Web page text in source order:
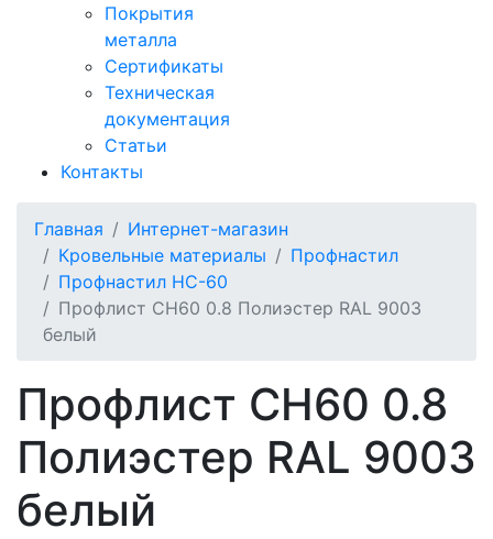
Покрытия
металла
Сертификаты
Техническая
документация
Статьи
Контакты
Главная
Интернет-магазин
Кровельные материалы
Профнастил
Профнастил НС-60
Профлист СН60 0.8 Полиэстер RAL 9003
белый
Профлист СН60 0.8
Полиэстер RAL 9003
белый